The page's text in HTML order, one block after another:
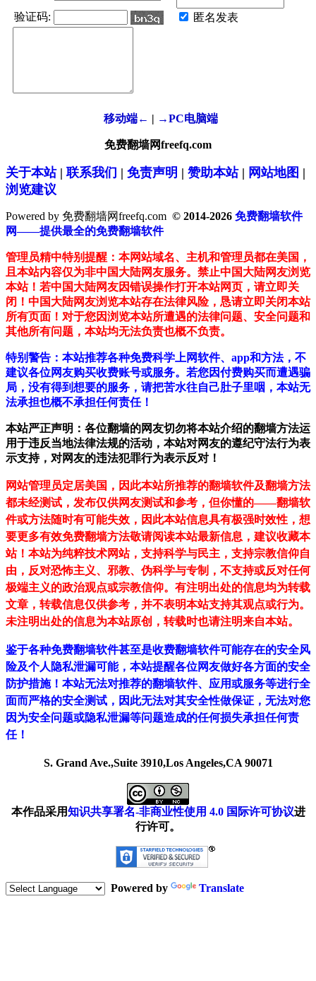
验证码: 匿名发表
移动端← | →PC电脑端
免费翻墙网freefq.com
关于本站| 联系我们 | 免责声明 | 赞助本站| 网站地图 |
浏览建议
Powered by 免费翻墙网freefq.com © 2014-2026 免费翻墙软件
网——提供最全的免费翻墙软件
管理员精中特别提醒：本网站域名、主机和管理员都在美国，
且本站内容仅为非中国大陆网友服务。禁止中国大陆网友浏览
本站！若中国大陆网友因错误操作打开本站网页，请立即关
闭！中国大陆网友浏览本站存在法律风险，恳请立即关闭本站
所有页面！对于您因浏览本站所遭遇的法律问题、安全问题和
其他所有问题，本站均无法负责也概不负责。
特别警告：本站推荐各种免费科学上网软件、app和方法，不
建议各位网友购买收费账号或服务。若您因付费购买而遭遇骗
局，没有得到想要的服务，请把苦水往自己肚子里咽，本站无
法承担也概不承担任何责任！
本站严正声明：各位翻墙的网友切勿将本站介绍的翻墙方法运
用于违反当地法律法规的活动，本站对网友的遵纪守法行为表
示支持，对网友的违法犯罪行为表示反对！
网站管理员定居美国，因此本站所推荐的翻墙软件及翻墙方法
都未经测试，发布仅供网友测试和参考，但你懂的——翻墙软
件或方法随时有可能失效，因此本站信息具有极强时效性，想
要更多有效免费翻墙方法敬请阅读本站最新信息，建议收藏本
站！ 本站为纯粹技术网站，支持科学与民主，支持宗教信仰自
由，反对恐怖主义、邪教、伪科学与专制，不支持或反对任何
极端主义的政治观点或宗教信仰。有注明出处的信息均为转载
文章，转载信息仅供参考，并不表明本站支持其观点或行为。
未注明出处的信息为本站原创，转载时也请注明来自本站。
鉴于各种免费翻墙软件甚至是收费翻墙软件可能存在的安全风
险及个人隐私泄漏可能，本站提醒各位网友做好各方面的安全
防护措施！本站无法对推荐的翻墙软件、应用或服务等进行全
面而严格的安全测试，因此无法对其安全性做保证，无法对您
因为安全问题或隐私泄漏等问题造成的任何损失承担任何责
任！
S. Grand Ave.,Suite 3910,Los Angeles,CA 90071
本作品采用知识共享署名-非商业性使用 4.0 国际许可协议进
行许可。
Powered by Translate